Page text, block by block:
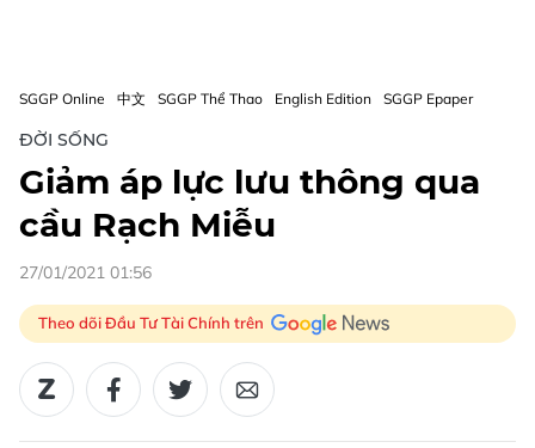
SGGP Online 中文 SGGP Thể Thao English Edition SGGP Epaper
ĐỜI SỐNG
Giảm áp lực lưu thông qua
cầu Rạch Miễu
27/01/2021 01:56
Theo dõi Đầu Tư Tài Chính trên